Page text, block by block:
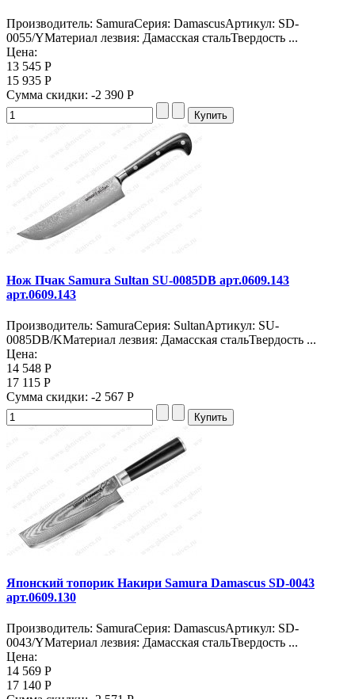
Производитель: SamuraСерия: DamascusАртикул: SD-
0055/YМатериал лезвия: Дамасская стальТвердость ...
Цена:
13 545 Р
15 935 Р
Сумма скидки: -2 390 Р
Нож Пчак Samura Sultan SU-0085DB арт.0609.143
арт.0609.143
Производитель: SamuraСерия: SultanАртикул: SU-
0085DB/KМатериал лезвия: Дамасская стальТвердость ...
Цена:
14 548 Р
17 115 Р
Сумма скидки: -2 567 Р
Японский топорик Накири Samura Damascus SD-0043
арт.0609.130
Производитель: SamuraСерия: DamascusАртикул: SD-
0043/YМатериал лезвия: Дамасская стальТвердость ...
Цена:
14 569 Р
17 140 Р